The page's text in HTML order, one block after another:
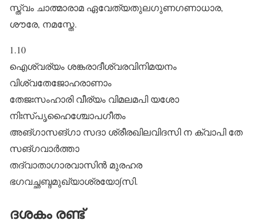
സ്ത്വം ചാത്മാരാമ ഏവേത്യതുലഗുണഗണാധാര,
ശൗരേ, നമസ്തേ.
1.10
ഐശ്വര്യം ശങ്കരാദീശ്വരവിനിമയനം
വിശ്വതേജോഹരാണാം
തേജഃസംഹാരി വീര്യം വിമലമപി യശോ
നിഃസ്പൃഹൈശ്ചോപഗീതം
അങ്ഗാസങ്ഗാ സദാ ശ്രീരഖിലവിദസി ന ക്വാപി തേ
സങ്ഗവാർത്താ
തദ്വാതാഗാരവാസിൻ മുരഹര
ഭഗവച്ഛബ്ദമുഖ്യാശ്രയോ∫സി.
ദശകം രണ്ട്